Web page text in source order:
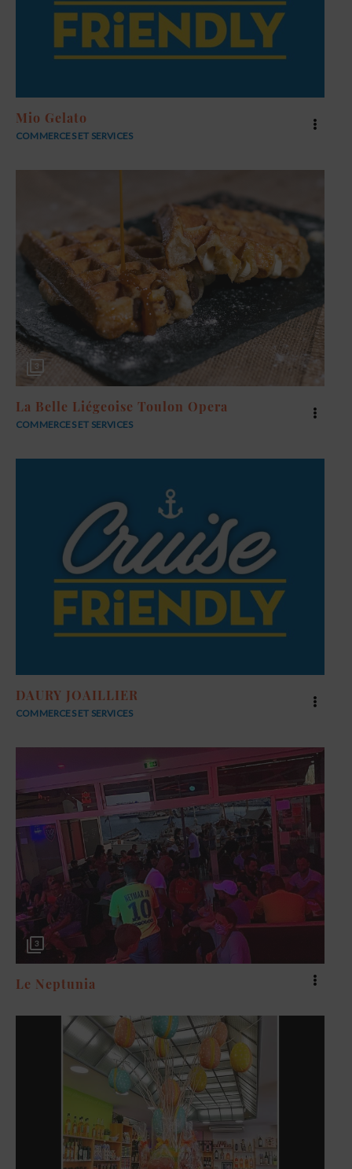
Mio Gelato
COMMERCES ET SERVICES
3
La Belle Liégeoise Toulon Opera
COMMERCES ET SERVICES
DAURY JOAILLIER
COMMERCES ET SERVICES
3
Le Neptunia